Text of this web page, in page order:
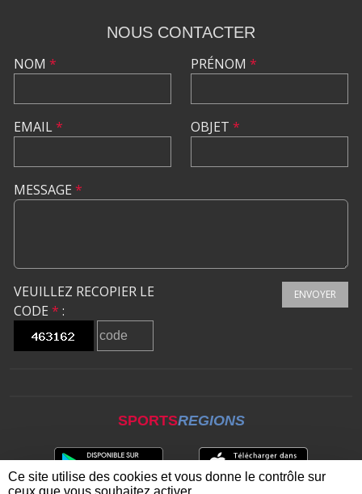
NOUS CONTACTER
NOM *
EMAIL*
PRÉNOM *
OBJET *
MESSAGE *
VEUILLEZ RECOPIER LE
CODE * :
ENVOYER
SPORTSREGIONS
Ce site utilise des cookies et vous donne le contrôle sur
ceux que vous souhaitez activer